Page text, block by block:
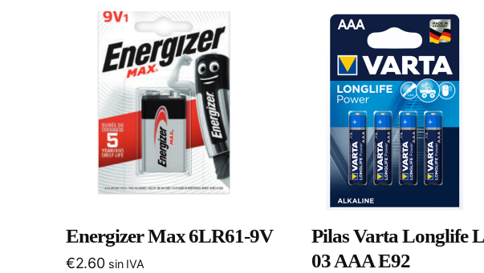
Energizer Max 6LR61-9V
€2.60 sin IVA
Pilas Varta Longlife
03 AAA E92